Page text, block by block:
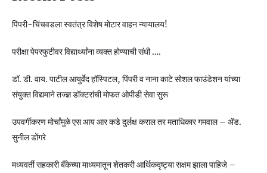
पिंपरी-चिंचवडला स्वतंत्र विशेष मोटार वाहन न्यायालय!
परीक्षा पेपरफुटीवर विद्यार्थ्यांना व्यक्त होण्याची संधी ….
डॉ. डी. वाय. पाटील आयुर्वेद हॉस्पिटल, पिंपरी व नाना काटे सोशल फाउंडेशन यांच्या
संयुक्त विद्यमाने तज्ज्ञ डॉक्टरांची मोफत ओपीडी सेवा सुरू
उपवर्गीकरण मोर्चांमुळे एस आय आर कडे दुर्लक्ष कराल तर मताधिकार गमवाल – ॲड.
सुनील डोंगरे
मध्यवर्ती सहकारी बँकेच्या माध्यमातून शेतकरी आर्थिकदृष्ट्या सक्षम झाला पाहिजे –